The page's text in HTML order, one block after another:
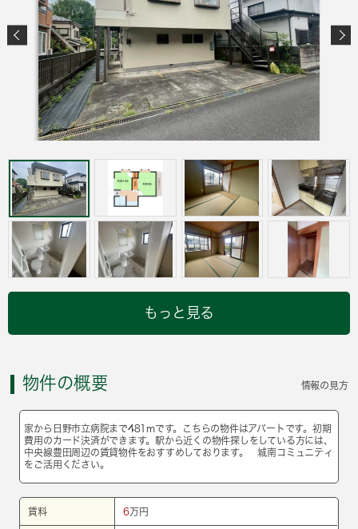
もっと見る
物件の概要 情報の見方
家から日野市立病院まで481mです。こちらの物件はアパートです。初期
費用のカード決済ができます。駅から近くの物件探しをしている方には、
中央線豊田周辺の賃貸物件をおすすめしております。 城南コミュニティ
をご活用ください。
賃料 6万円